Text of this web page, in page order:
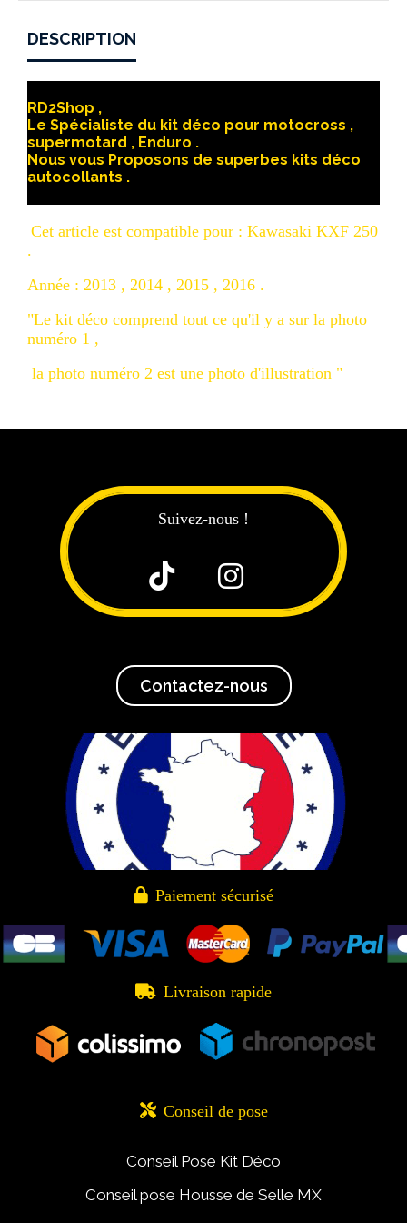
DESCRIPTION
RD2Shop ,
Le Spécialiste du kit déco pour motocross ,
supermotard , Enduro .
Nous vous Proposons de superbes kits déco
autocollants .
Cet article est compatible pour : Kawasaki KXF 250
.
Année : 2013 , 2014 , 2015 , 2016 .
"Le kit déco comprend tout ce qu'il y a sur la photo
numéro 1 ,
la photo numéro 2 est une photo d'illustration "
Suivez-nous !
 
Contactez-nous
 Paiement sécurisé
 Livraison rapide
 Conseil de pose
Conseil Pose Kit Déco
Conseil pose Housse de Selle MX